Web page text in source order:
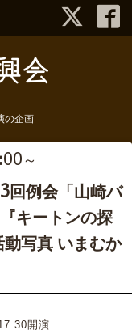
の企画
～
回例会「山崎バ
キートンの探
写真 いまむか
開演